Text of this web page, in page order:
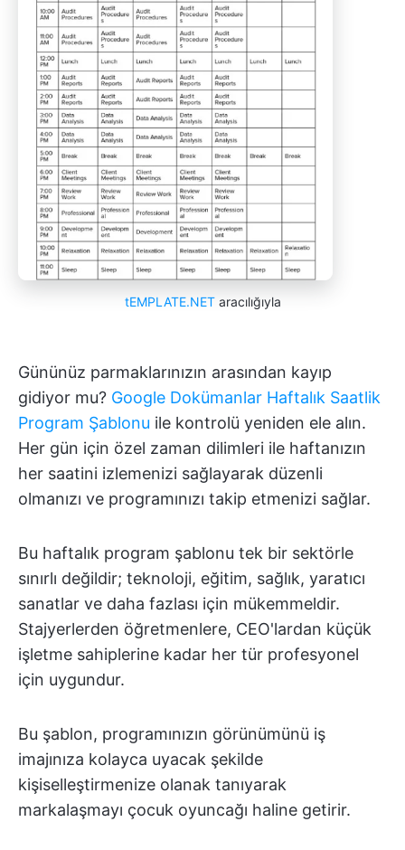
tEMPLATE.NETaracılığıyla
Gününüz parmaklarınızın arasından kayıp
gidiyor mu? Google Dokümanlar Haftalık Saatlik
Program Şablonu ile kontrolü yeniden ele alın.
Her gün için özel zaman dilimleri ile haftanızın
her saatini izlemenizi sağlayarak düzenli
olmanızı ve programınızı takip etmenizi sağlar.
Bu haftalık program şablonu tek bir sektörle
sınırlı değildir; teknoloji, eğitim, sağlık, yaratıcı
sanatlar ve daha fazlası için mükemmeldir.
Stajyerlerden öğretmenlere, CEO'lardan küçük
işletme sahiplerine kadar her tür profesyonel
için uygundur.
Bu şablon, programınızın görünümünü iş
imajınıza kolayca uyacak şekilde
kişiselleştirmenize olanak tanıyarak
markalaşmayı çocuk oyuncağı haline getirir.